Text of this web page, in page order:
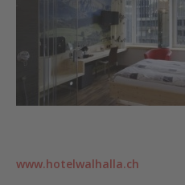
www.hotelwalhalla.ch